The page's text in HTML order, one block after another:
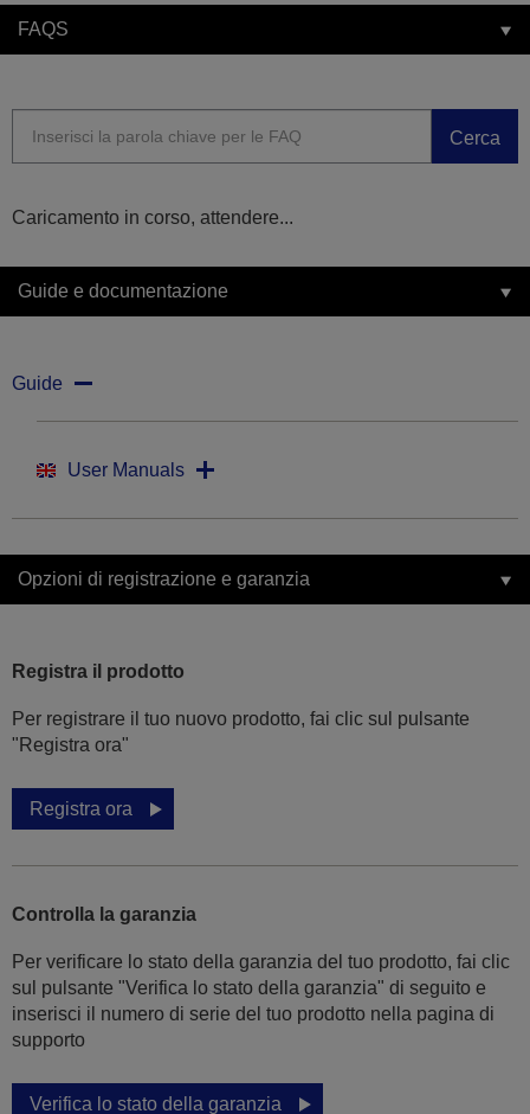
FAQS
Cerca
Caricamento in corso, attendere...
Guide e documentazione
Guide
User Manuals
Opzioni di registrazione e garanzia
Registra il prodotto
Per registrare il tuo nuovo prodotto, fai clic sul pulsante
"Registra ora"
Registra ora
Controlla la garanzia
Per verificare lo stato della garanzia del tuo prodotto, fai clic
sul pulsante "Verifica lo stato della garanzia" di seguito e
inserisci il numero di serie del tuo prodotto nella pagina di
supporto
Verifica lo stato della garanzia